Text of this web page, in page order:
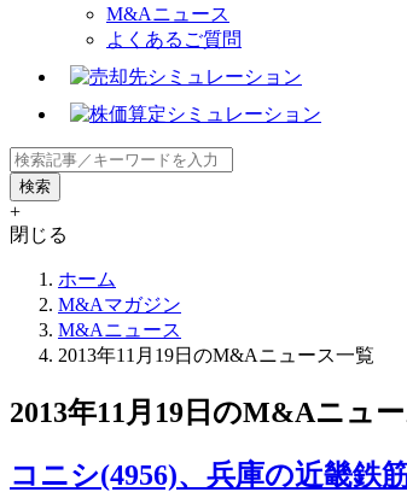
M&Aニュース
よくあるご質問
+
閉じる
ホーム
M&Aマガジン
M&Aニュース
2013年11月19日のM&Aニュース一覧
2013年11月19日のM&Aニュ
コニシ(4956)、兵庫の近畿鉄